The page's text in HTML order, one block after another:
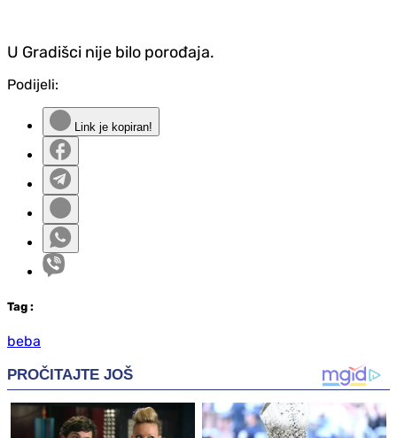
U Gradišci nije bilo porođaja.
Podijeli:
Link je kopiran!
Tag :
beba